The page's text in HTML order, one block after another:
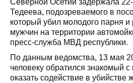
Северной Осетии задержала
Тедеева, подозреваемого в
который убил молодого парня
мужчин на территории
пресс-служба МВД республики.
По данным ведомства, 13 мая
человеку обратился знакомый
оказать содействие в убийстве